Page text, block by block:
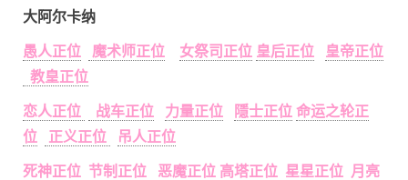
大阿尔卡纳
愚人正位
魔术师正位 女祭司正位 皇后正位
皇帝正位
教皇正位
恋人正位
战车正位 力量正位 隱士正位 命运之轮正
位
正义正位
吊人正位
死神正位 节制正位 恶魔正位 高塔正位 星星正位 月亮